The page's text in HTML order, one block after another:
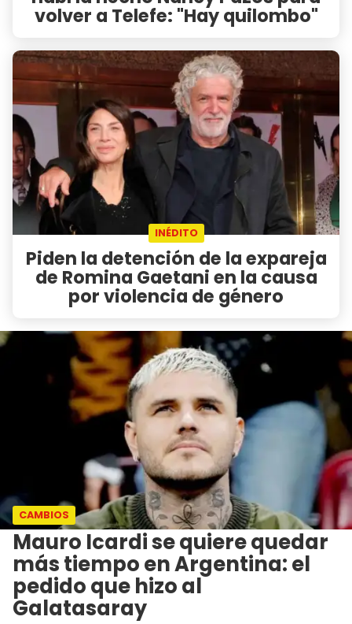
volver a Telefe: "Hay quilombo"
INÉDITO
Piden la detención de la expareja
de Romina Gaetani en la causa
por violencia de género
CAMBIOS
Mauro Icardi se quiere quedar
más tiempo en Argentina: el
pedido que hizo al
Galatasaray